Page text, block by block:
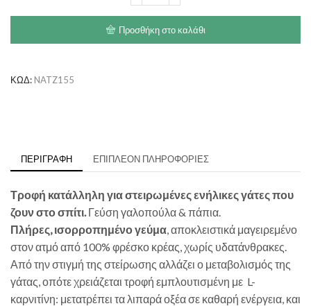
ποσότητα
Προσθήκη στο καλάθι
ΚΩΔ: NATZ155
ΠΕΡΙΓΡΑΦΉ ΕΠΙΠΛΈΟΝ ΠΛΗΡΟΦΟΡΊΕΣ
Τροφή κατάλληλη για στειρωμένες ενήλικες γάτες που
ζουν στο σπίτι. Γεύση γαλοπούλα & πάπια.
Πλήρες, ισορροπημένο γεύμα , αποκλειστικά μαγειρεμένο
στον ατμό από 100% φρέσκο κρέας, χωρίς υδατάνθρακες.
Από την στιγμή της στείρωσης αλλάζει ο μεταβολισμός της
γάτας, οπότε χρειάζεται τροφή εμπλουτισμένη με L-
καρνιτίνη: μετατρέπει τα λιπαρά οξέα σε καθαρή ενέργεια, και